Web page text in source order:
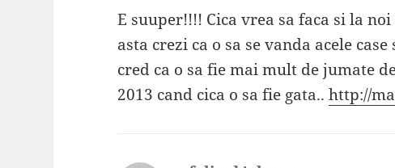
E suuper!!!! Cica vrea sa faca si la
asta crezi ca o sa se vanda acele
cred ca o sa fie mai mult de jumate
2013 cand cica o sa fie gata..http://